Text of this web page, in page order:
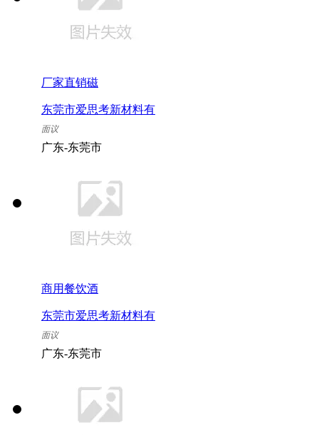
厂家直销磁
东莞市爱思考新材料有
限公司
面议
广东-东莞市
商用餐饮酒
东莞市爱思考新材料有
限公司
面议
广东-东莞市